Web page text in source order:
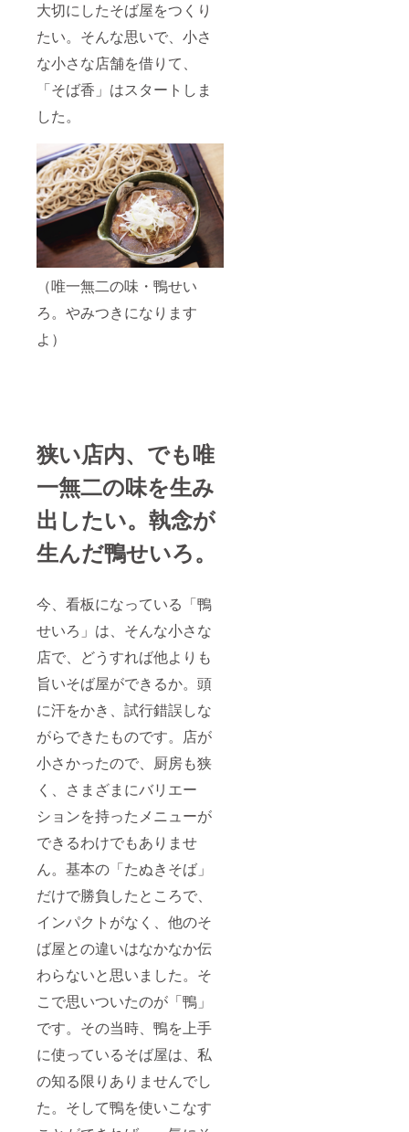
大切にしたそば屋をつくり
たい。そんな思いで、小さ
な小さな店舗を借りて、
「そば香」はスタートしま
した。
（唯一無二の味・鴨せい
ろ。やみつきになります
よ）
狭い店内、でも唯
一無二の味を生み
出したい。執念が
生んだ鴨せいろ。
今、看板になっている「鴨
せいろ」は、そんな小さな
店で、どうすれば他よりも
旨いそば屋ができるか。頭
に汗をかき、試行錯誤しな
がらできたものです。店が
小さかったので、厨房も狭
く、さまざまにバリエー
ションを持ったメニューが
できるわけでもありませ
ん。基本の「たぬきそば」
だけで勝負したところで、
インパクトがなく、他のそ
ば屋との違いはなかなか伝
わらないと思いました。そ
こで思いついたのが「鴨」
です。その当時、鴨を上手
に使っているそば屋は、私
の知る限りありませんでし
た。そして鴨を使いこなす